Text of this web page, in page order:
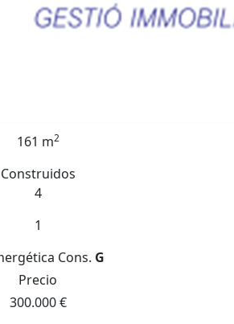
161 m2
Construidos
4
1
Cons. G
Precio
300.000 €